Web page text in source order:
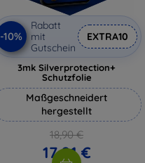
-10%
Rabatt
mit
Gutschein
EXTRA10
3mk Silverprotection+
Schutzfolie
Maßgeschneidert
hergestellt
18,90 €
17,01 €